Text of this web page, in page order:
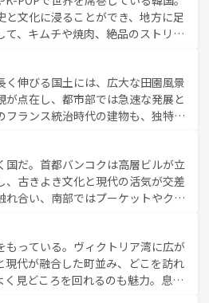
文化に浸ることができ、地方に足
、キムチや焼肉、絶品のストリー
の多彩な魅力を心ゆくまで味わっ
参照してほしい。
伸びる国土には、広大な田園風景
点在し、都市部では急速な発展と
ランス統治時代の建物も、独特の
ベトナムコーヒーなどは、ぜひ現
者を迎えてくれるので、きっと忘
はコンテンツ一覧を参照してほし
だ。首都バンコクは高層ビルが立
古きよき文化と現代の活気が交差
合い、南部ではプーケットやクラ
、どの季節にも異なる楽しみが待
、そして多様な観光資源が、訪れ
ツ一覧を参照してほしい。
っている。ヴィクトリア湾に広が
代が融合した町並み、どこを訪れ
見どころを回れるのも魅力。息を